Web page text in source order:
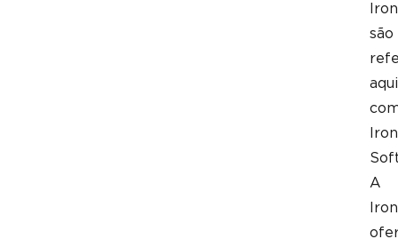
Iron
são
aqui
Iron
A
Iron